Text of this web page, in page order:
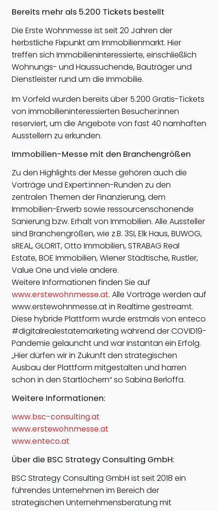
Bereits mehr als 5.200 Tickets bestellt
Die Erste Wohnmesse ist seit 20 Jahren der
herbstliche Fixpunkt am Immobilienmarkt. Hier
treffen sich Immobilieninteressierte, einschließlich
Wohnungs- und Haussuchende, Bauträger und
Dienstleister rund um die Immobilie.
Im Vorfeld wurden bereits über 5.200 Gratis-Tickets
von immobilieninteressierten Besucher:innen
reserviert, um die Angebote von fast 40 namhaften
Ausstellern zu erkunden.
Immobilien-Messe mit den Branchengrößen
Zu den Highlights der Messe gehören auch die
Vorträge und Expert:innen-Runden zu den
zentralen Themen der Finanzierung, dem
Immobilien-Erwerb sowie ressourcenschonende
Sanierung bzw. Erhalt von Immobilien. Alle Aussteller
sind Branchengrößen, wie z.B. 3SI, Elk Haus, BUWOG,
sREAL, GLORIT, Otto Immobilien, STRABAG Real
Estate, BOE Immobilien, Wiener Städtische, Rustler,
Value One und viele andere.
Weitere Informationen finden Sie auf
www.erstewohnmesse.at. Alle Vorträge werden auf
www.erstewohnmesse.at in Realtime gestreamt.
Diese hybride Plattform wurde erstmals von enteco
#digitalrealestatemarketing während der COVID19-
Pandemie gelauncht und war instantan ein Erfolg.
„Hier dürfen wir in Zukunft den strategischen
Ausbau der Plattform mitgestalten und harren
schon in den Startlöchern“ so Sabina Berloffa.
Weitere Informationen:
www.bsc-consulting.at
www.erstewohnmesse.at
www.enteco.at
Über die BSC Strategy Consulting GmbH:
BSC Strategy Consulting GmbH ist seit 2018 ein
führendes Unternehmen im Bereich der
strategischen Unternehmensberatung mit